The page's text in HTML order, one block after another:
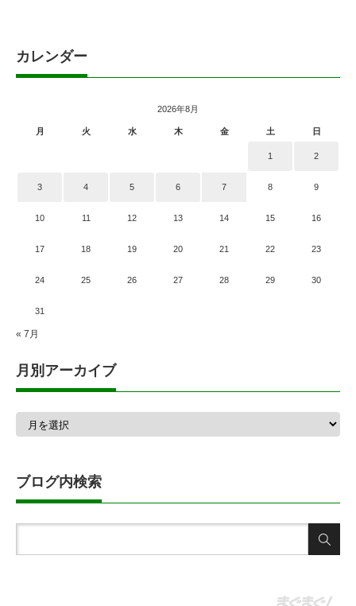
カレンダー
2026年8月
月 火 水 木 金 土 日
1 2
3 4 5 6 7 8 9
10 11 12 13 14 15 16
17 18 19 20 21 22 23
24 25 26 27 28 29 30
31
« 7月
月別アーカイブ
月
イ
ブ
ブログ内検索